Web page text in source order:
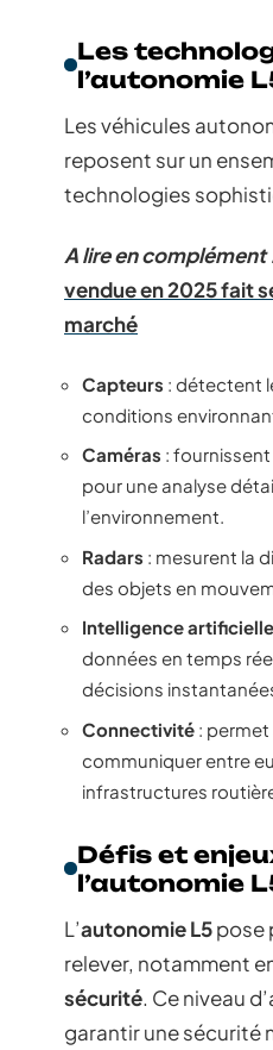
Les
l’autonomie
Les véhicules
reposent sur un
technologies
A lire en complément
vendue en 2025 fait
marché
Capteurs : détectent
conditions
Caméras :
pour une analyse
l’environnement.
Radars : mesurent la
des objets en
Intelligence
données en temps
décisions
Connectivité : permet
communiquer entre
infrastructures
Défis et
l’autonomie
L’autonomie L5pose
relever, notamment
sécurité. Ce niveau
garantir une sécurité